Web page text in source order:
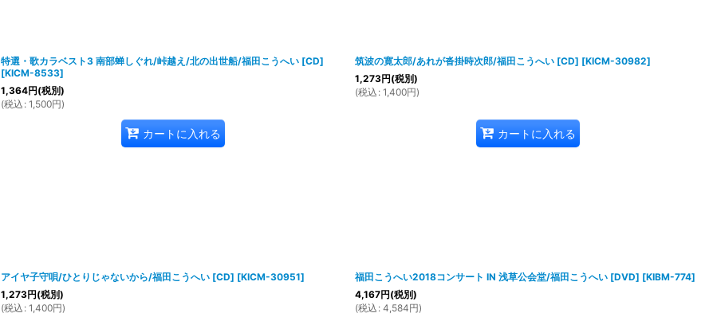
特選・歌カラベスト3 南部蝉しぐれ/峠越え/北の出世船/福田こうへい [CD]
[KICM-8533]
1,364円(税別)
(税込 : 1,500円)
カートに入れる
筑波の寛太郎/あれが沓掛時次郎/福田こうへい [CD] [KICM-30982]
1,273円(税別)
(税込 : 1,400円)
カートに入れる
アイヤ子守唄/ひとりじゃないから/福田こうへい [CD] [KICM-30951]
1,273円(税別)
(税込 : 1,400円)
福田こうへい2018コンサート IN 浅草公会堂/福田こうへい [DVD] [KIBM-774]
4,167円(税別)
(税込 : 4,584円)